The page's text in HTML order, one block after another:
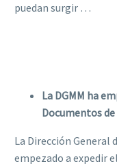
puedan surgir …
La DGMM ha
Documentos
La Dirección General
empezado a expedir